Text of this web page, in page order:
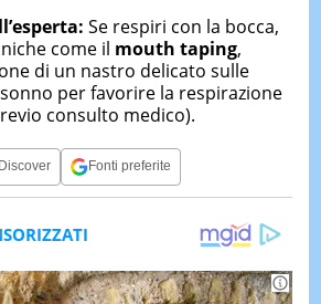
Se respiri con la bocca,
come il mouth taping,
di un nastro delicato sulle
per favorire la respirazione
consulto medico).
Fonti preferite